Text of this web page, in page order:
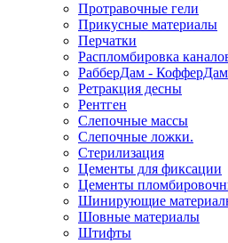
Протравочные гели
Прикусные материалы
Перчатки
Распломбировка
РабберДам -
Ретракция десны
Рентген
Слепочные массы
Слепочные ложки.
Стерилизация
Цементы для фиксации
Цементы
Шинирующие
Шовные материалы
Штифты